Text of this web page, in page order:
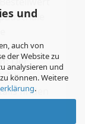
und
auch von
der Website zu
analysieren und
können. Weitere
.
Der
Die
finden